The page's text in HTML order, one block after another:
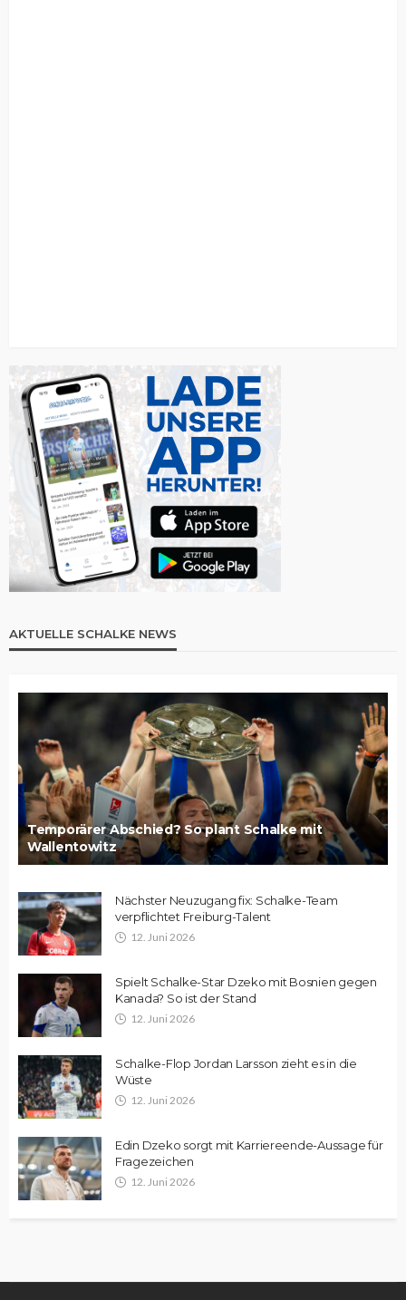
AKTUELLE SCHALKE NEWS
Temporärer Abschied? So plant Schalke mit
Wallentowitz
Nächster Neuzugang fix: Schalke-Team
verpflichtet Freiburg-Talent
12. Juni 2026
Spielt Schalke-Star Dzeko mit Bosnien gegen
Kanada? So ist der Stand
12. Juni 2026
Schalke-Flop Jordan Larsson zieht es in die
Wüste
12. Juni 2026
Edin Dzeko sorgt mit Karriereende-Aussage für
Fragezeichen
12. Juni 2026